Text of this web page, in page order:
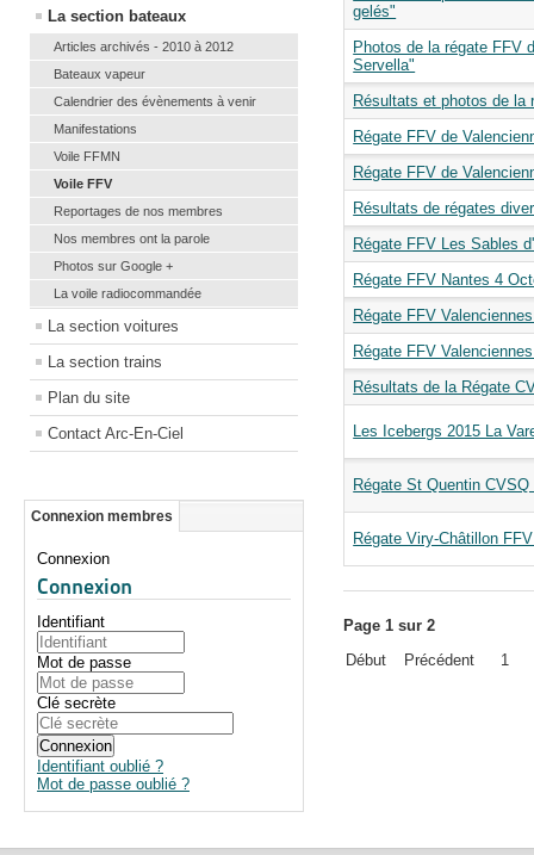
La section bateaux
Articles archivés - 2010 à 2012
Bateaux vapeur
Calendrier des évènements à venir
Manifestations
Voile FFMN
Voile FFV
Reportages de nos membres
Nos membres ont la parole
Photos sur Google +
La voile radiocommandée
La section voitures
La section trains
Plan du site
Contact Arc-En-Ciel
Connexion membres
Connexion
Connexion
Identifiant
Mot de passe
Clé secrète
Connexion
Identifiant oublié ?
Mot de passe oublié ?
gelés"
Photos de la régate FFV
Servella"
Résultats et photos de la
Régate FFV de
Régate FFV de
Résultats de régates
Régate FFV Les Sables
Régate FFV Nantes 4
Régate FFV
Régate FFV
Résultats de la Régate
Les Icebergs 2015 La
Régate St Quentin
Régate Viry-Châtillon
Page 1 sur 2
Début
Précédent 1